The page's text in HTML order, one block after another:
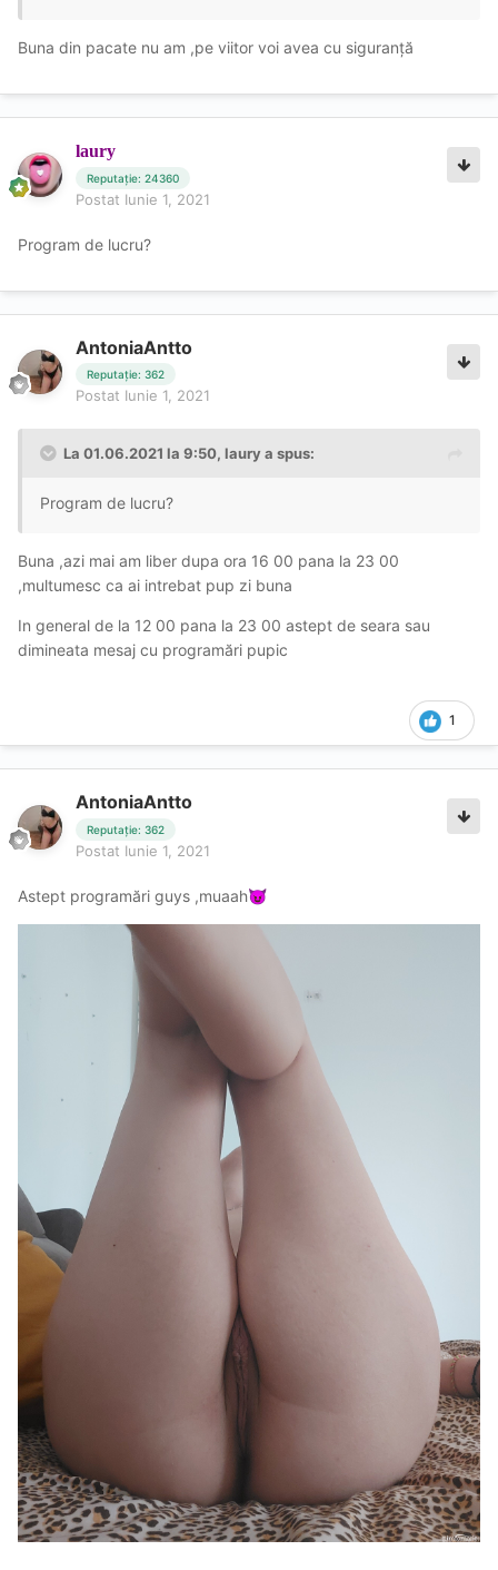
Buna din pacate nu am ,pe viitor voi avea cu siguranță
laury
Reputație: 24360
Postat Iunie 1, 2021
Program de lucru?
AntoniaAntto
Reputație: 362
Postat Iunie 1, 2021
La 01.06.2021 la 9:50, laurya spus:
Program de lucru?
Buna ,azi mai am liber dupa ora 16 00 pana la 23 00
,multumesc ca ai intrebat pup zi buna
In general de la 12 00 pana la 23 00 astept de seara sau
dimineata mesaj cu programări pupic
1
AntoniaAntto
Reputație: 362
Postat Iunie 1, 2021
Astept programări guys ,muaah😈